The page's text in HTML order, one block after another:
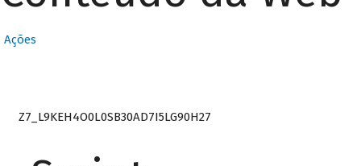
Ações
Z7_L9KEH4O0L0SB30AD7I5LG90H27